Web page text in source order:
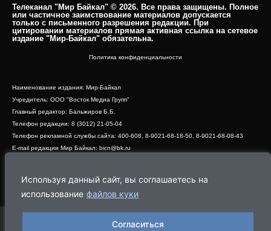
Используя данный сайт, вы соглашаетесь на
использование файлов куки
Согласиться
Телеканал "Мир Байкал" © 2026. Все права защищены. Полное
или частичное заимствование материалов допускается
только с письменного разрешения редакции. При
цитировании материалов прямая активная ссылка на сетевое
издание "Мир-Байкал" обязательна.​
Политика конфиденциальности
Наименование издания: Мир-Байкал
Учредитель: ООО "Восток Медиа Групп"
Главный редактор: Бальжиров Б.Б.
Телефон редакции: 8 (3012) 21-05-04
Телефон рекламной службы сайта: 400-608, 8-9021-68-18-50, 8-9021-68-08-43
E-mail редакции Мир Байкал: bicn@bk.ru
Адрес редакции: 670000, г. Улан-Удэ, ул. Профсоюзная, дом 44, офис 1